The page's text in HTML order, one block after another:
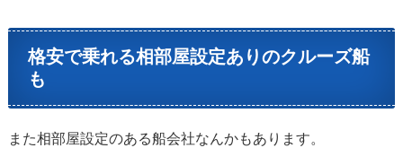
格安で乗れる相部屋設定ありのクルーズ船
も
また相部屋設定のある船会社なんかもあります。